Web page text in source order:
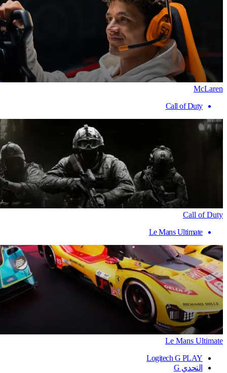
McLaren
Call of Duty
Call of Duty
Le Mans Ultimate
Le Mans Ultimate
Logitech G PLAY
التحدي G